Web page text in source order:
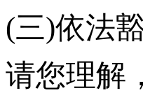
(三)依法
请您理解